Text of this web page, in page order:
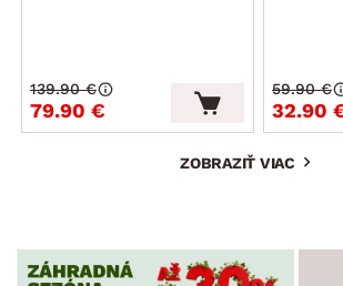
79.90 €
139.90 €
32.90
59.90 €
ZOBRAZIŤ VIAC